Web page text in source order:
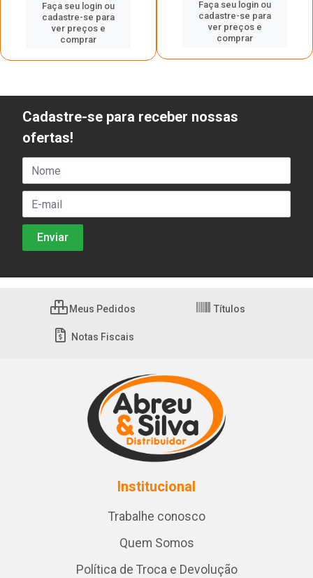
Faça seu login ou
cadastre-se para
ver preços e
comprar
Faça seu login ou
cadastre-se para
ver preços e
comprar
Cadastre-se para receber nossas
ofertas!
Meus Pedidos Títulos
Notas Fiscais
Institucional
Trabalhe conosco
Quem Somos
Política de Troca e Devolução